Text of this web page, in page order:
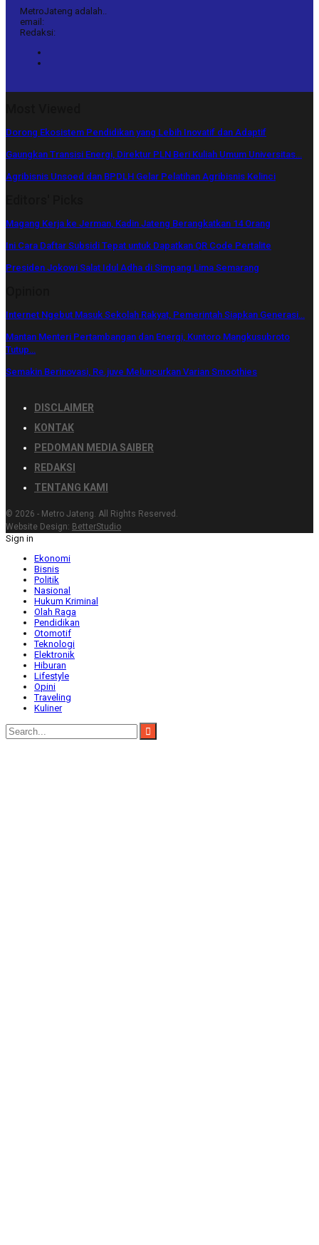
MetroJateng adalah..
email:
Redaksi:
Dorong Ekosistem Pendidikan yang Lebih Inovatif dan Adaptif
Gaungkan Transisi Energi, Direktur PLN Beri Kuliah Umum Universitas…
Agribisnis Unsoed dan BPDLH Gelar Pelatihan Agribisnis Kelinci
Magang Kerja ke Jerman, Kadin Jateng Berangkatkan 14 Orang
Ini Cara Daftar Subsidi Tepat untuk Dapatkan QR Code Pertalite
Presiden Jokowi Salat Idul Adha di Simpang Lima Semarang
Internet Ngebut Masuk Sekolah Rakyat, Pemerintah Siapkan Generasi…
Mantan Menteri Pertambangan dan Energi, Kuntoro Mangkusubroto
Tutup…
Semakin Berinovasi, Re.juve Meluncurkan Varian Smoothies
DISCLAIMER
KONTAK
PEDOMAN MEDIA SAIBER
REDAKSI
TENTANG KAMI
© 2026 - Metro Jateng. All Rights Reserved.
Website Design: BetterStudio
Sign in
Ekonomi
Bisnis
Politik
Nasional
Hukum Kriminal
Olah Raga
Pendidikan
Otomotif
Teknologi
Elektronik
Hiburan
Lifestyle
Opini
Traveling
Kuliner